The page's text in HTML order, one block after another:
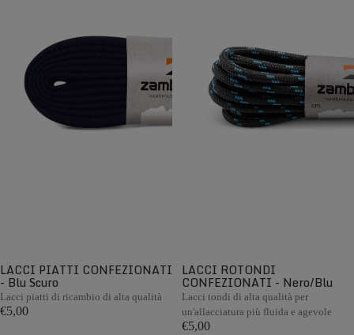
LACCI PIATTI CONFEZIONATI
- Blu Scuro
Lacci piatti di ricambio di alta qualità
€5,00
LACCI ROTONDI
CONFEZIONATI - Nero/Blu
Lacci tondi di alta qualità per
un'allacciatura più fluida e agevole
€5,00